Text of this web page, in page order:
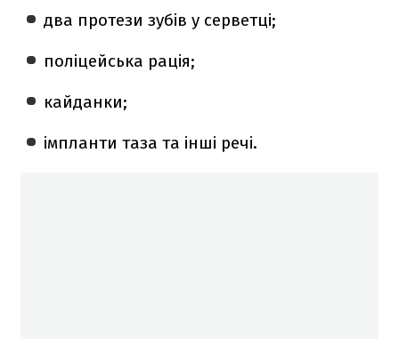
два протези зубів у серветці;
поліцейська рація;
кайданки;
імпланти таза та інші речі.